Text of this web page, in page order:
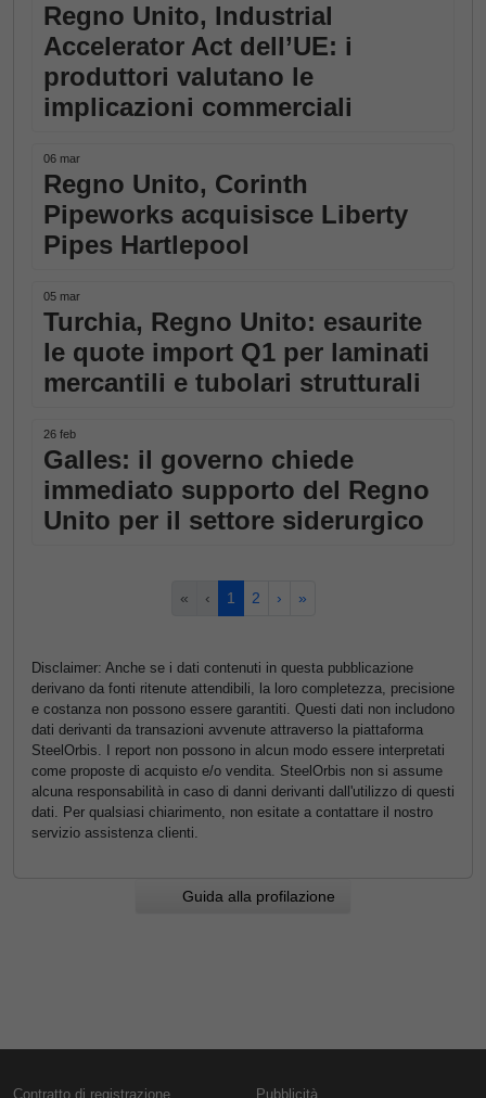
Regno Unito, Industrial
Accelerator Act dell’UE: i
produttori valutano le
implicazioni commerciali
06 mar
Regno Unito, Corinth
Pipeworks acquisisce Liberty
Pipes Hartlepool
05 mar
Turchia, Regno Unito: esaurite
le quote import Q1 per laminati
mercantili e tubolari strutturali
26 feb
Galles: il governo chiede
immediato supporto del Regno
Unito per il settore siderurgico
« ‹ 1 2 › »
Disclaimer: Anche se i dati contenuti in questa pubblicazione
derivano da fonti ritenute attendibili, la loro completezza, precisione
e costanza non possono essere garantiti. Questi dati non includono
dati derivanti da transazioni avvenute attraverso la piattaforma
SteelOrbis. I report non possono in alcun modo essere interpretati
come proposte di acquisto e/o vendita. SteelOrbis non si assume
alcuna responsabilità in caso di danni derivanti dall'utilizzo di questi
dati. Per qualsiasi chiarimento, non esitate a contattare il nostro
servizio assistenza clienti.
Guida alla profilazione
Contratto di registrazione Pubblicità